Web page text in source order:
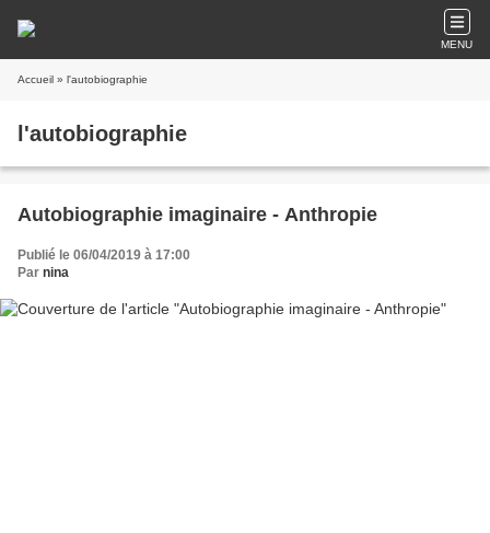
MENU
Accueil » l'autobiographie
l'autobiographie
Autobiographie imaginaire - Anthropie
Publié le 06/04/2019 à 17:00
Par nina